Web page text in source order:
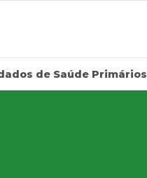
de Saúde Primários